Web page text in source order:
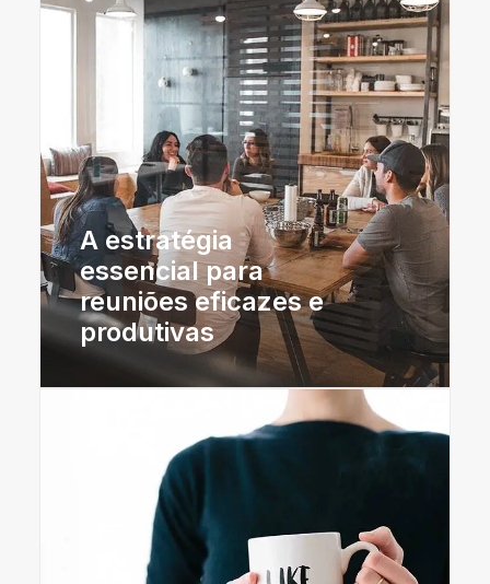
A estratégia
essencial para
reuniões eficazes e
produtivas